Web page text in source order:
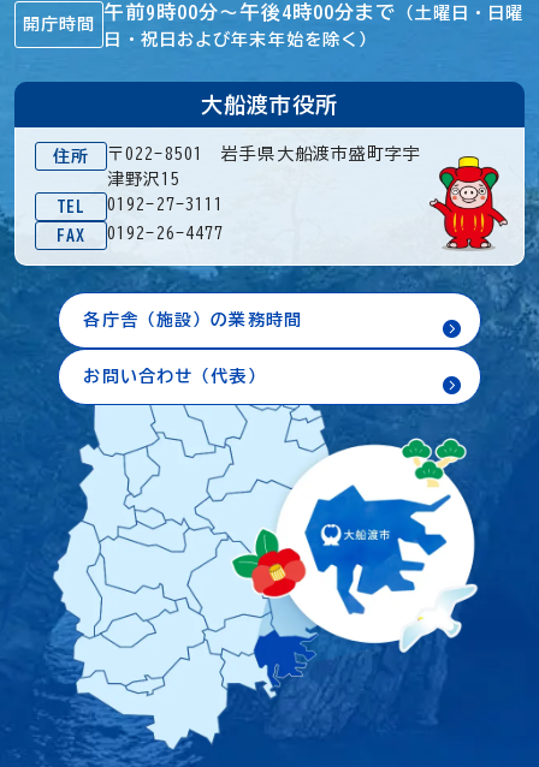
開庁時間
午前9時00分～午後4時00分まで
（土曜日・日曜
日・祝日および年末年始を除く）
大船渡市役所
住所
〒022-8501 岩手県大船渡市盛町字宇
津野沢15
TEL
0192-27-3111
FAX
0192-26-4477
各庁舎（施設）の業務時間
お問い合わせ（代表）